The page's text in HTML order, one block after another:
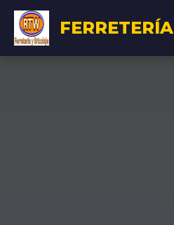
FERRETERÍA